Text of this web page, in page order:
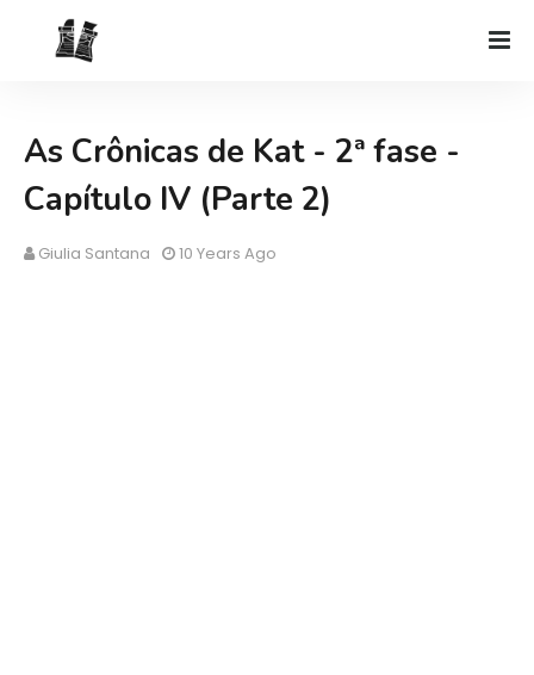
As Crônicas de Kat - 2ª fase -
Capítulo IV (Parte 2)
Giulia Santana 10 Years Ago